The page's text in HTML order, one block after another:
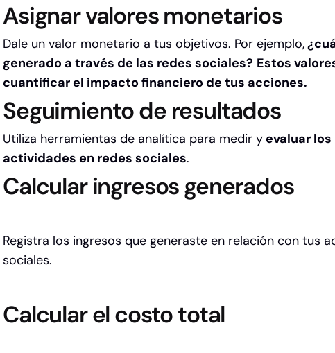
Asignar valores monetarios
Dale un valor monetario a tus objetivos. Por ejemplo,
generado a través de las redes sociales? Estos
cuantificar el impacto financiero de tus acciones.
Seguimiento de resultados
Utiliza herramientas de analítica para medir y evaluar
actividades en redes sociales.
Calcular ingresos generados
Registra los ingresos que generaste en relación con tus
sociales.
Calcular el costo total